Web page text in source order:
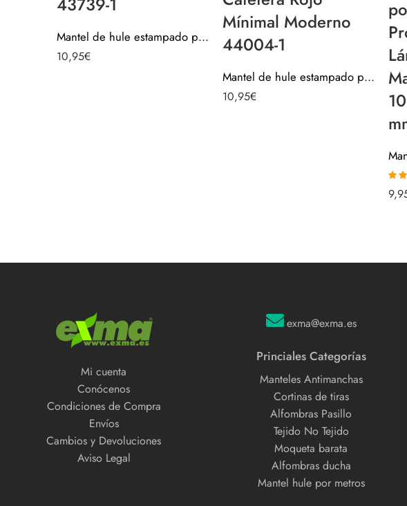
Mantel de hule estampado por metros – Fucsia Liso 43739-1
10,95€
Mínimal Moderno
44004-1
Mantel de hule estampado por metros – Tazas Cafetera Rojo Mínimal Moderno 44004-1
10,95€
5.00
Mi cuenta
Conócenos
Condiciones de Compra
Envíos
Cambios y Devoluciones
Aviso Legal
exma@exma.es
Princiales Categorías
Manteles Antimanchas
Cortinas de tiras
Alfombras Pasillo
Tejido No Tejido
Moqueta barata
Alfombras ducha
Mantel hule por metros